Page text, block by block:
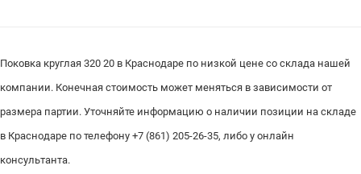
Поковка круглая 320 20 в Краснодаре по низкой цене со склада нашей
компании. Конечная стоимость может меняться в зависимости от
размера партии. Уточняйте информацию о наличии позиции на складе
в Краснодаре по телефону +7 (861) 205-26-35, либо у онлайн
консультанта.